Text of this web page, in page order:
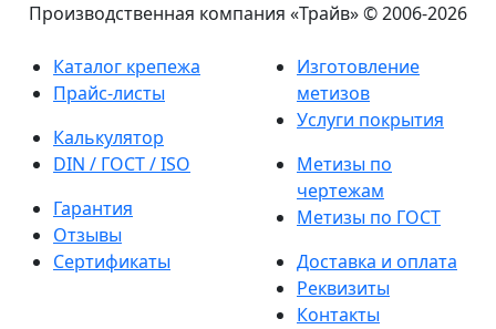
Производственная компания «Трайв»© 2006-2026
Каталог крепежа
Прайс-листы
Калькулятор
DIN / ГОСТ / ISO
Гарантия
Отзывы
Сертификаты
Изготовление
метизов
Услуги покрытия
Метизы по
чертежам
Метизы по ГОСТ
Доставка и оплата
Реквизиты
Контакты